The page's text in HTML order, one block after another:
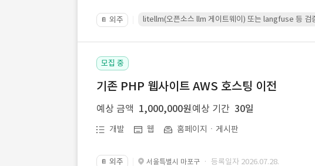
📔 외주 litellm(오픈소스 llm 게이트웨이) 또는 langfuse 등 검
모집 중
기존 PHP 웹사이트 AWS 호스팅 이전
예상 금액 1,000,000원 예상 기간 30일
개발 웹 홈페이지ㆍ게시판
📔 외주 서울특별시 마포구 · 등록일자 2026.07.28.